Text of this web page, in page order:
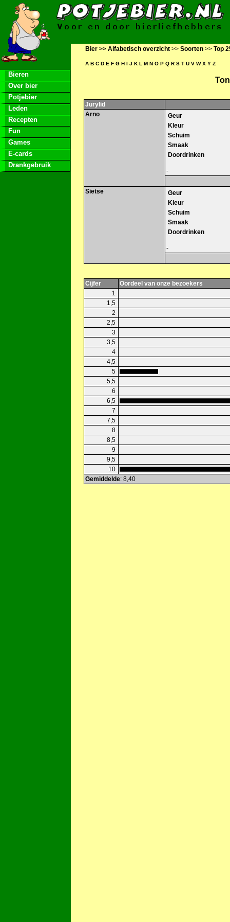
Bieren
Over bier
Potjebier
Leden
Recepten
Fun
Games
E-cards
Drankgebruik
Bier >> Alfabetisch overzicht >> Soorten >> Top
A B C D E F G H I J K L M N O P Q R S T U V W X Y Z
Jurylid
Arno
Geur
Kleur
Schuim
Smaak
Doordrinken
-
Sietse
Geur
Kleur
Schuim
Smaak
Doordrinken
-
Cijfer
Oordeel van onze bezoekers
1
1,5
2
2,5
3
3,5
4
4,5
5
5,5
6
6,5
7
7,5
8
8,5
9
9,5
10
Gemiddelde: 8,40